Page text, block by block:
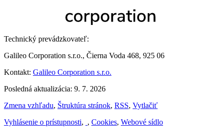
Technický prevádzkovateľ:
Galileo Corporation s.r.o., Čierna Voda 468, 925 06
Kontakt: Galileo Corporation s.r.o.
Posledná aktualizácia: 9. 7. 2026
Zmena vzhľadu, Štruktúra stránok, RSS, Vytlačiť
Vyhlásenie o prístupnosti, , Cookies, Webové sídlo